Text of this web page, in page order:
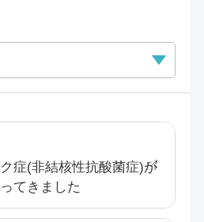
症(非結核性抗酸菌症)が
てきました